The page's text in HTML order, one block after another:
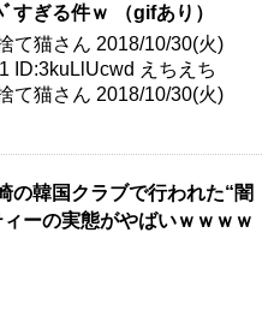
すぎる件ｗ （gifあり）
て猫さん 2018/10/30(火)
ID:3kuLlUcwd えちえち
て猫さん 2018/10/30(火)
の韓国クラブで行われた“闇
ーの実態がやばいｗｗｗｗ